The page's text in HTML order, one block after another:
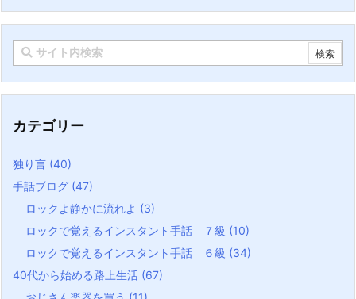
カテゴリー
独り言 (40)
手話ブログ (47)
ロックよ静かに流れよ (3)
ロックで覚えるインスタント手話 ７級 (10)
ロックで覚えるインスタント手話 ６級 (34)
40代から始める路上生活 (67)